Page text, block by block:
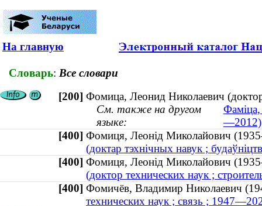
На главную
Словарь: Все словари
[200] Фомица, Леонид Николаевич
См. также на другом
языке:
Фаміца,
—2012)
[400] Фомиця, Леонід Миколайович
(доктар тэхнічных навук ;
[400] Фомиця, Леонід Миколайович
(доктор технических наук ;
[400] Фомичёв, Владимир Николаевич
технических наук ; связь ;